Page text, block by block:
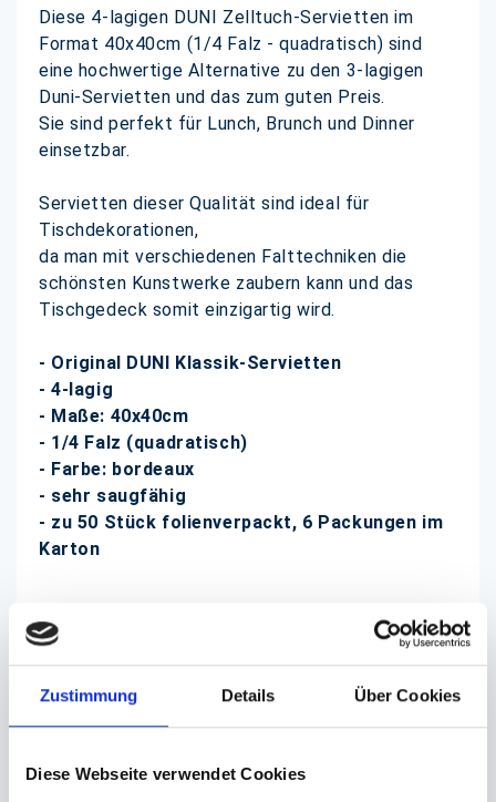
Zustimmung Details Über Cookies
Diese Webseite verwendet Cookies
Diese 4-lagigen DUNI Zelltuch-Servietten im
Format 40x40cm (1/4 Falz - quadratisch) sind
eine hochwertige Alternative zu den 3-lagigen
Duni-Servietten und das zum guten Preis.
Sie sind perfekt für Lunch, Brunch und Dinner
einsetzbar.
Servietten dieser Qualität sind ideal für
Tischdekorationen,
da man mit verschiedenen Falttechniken die
schönsten Kunstwerke zaubern kann und das
Tischgedeck somit einzigartig wird.
- Original DUNI Klassik-Servietten
- 4-lagig
- Maße: 40x40cm
- 1/4 Falz (quadratisch)
- Farbe: bordeaux
- sehr saugfähig
- zu 50 Stück folienverpackt, 6 Packungen im
Karton
DUNI Servietten finden Sie bei uns in vielen
verschiedenen Farben und Formaten zu günstigen
können auf dem Bildschirm anders erscheinen als